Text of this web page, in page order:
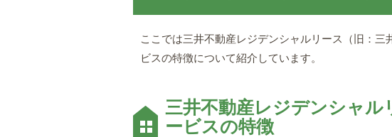
ここでは三井不動産レジデンシャルリース（旧：
ビスの特徴について紹介しています。
三井不動産レジデンシャ
ービスの特徴